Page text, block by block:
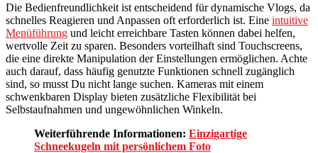
Die Bedienfreundlichkeit ist entscheidend für dynamische Vlogs, da
schnelles Reagieren und Anpassen oft erforderlich ist. Eine intuitive
Menüführung und leicht erreichbare Tasten können dabei helfen,
wertvolle Zeit zu sparen. Besonders vorteilhaft sind Touchscreens,
die eine direkte Manipulation der Einstellungen ermöglichen. Achte
auch darauf, dass häufig genutzte Funktionen schnell zugänglich
sind, so musst Du nicht lange suchen. Kameras mit einem
schwenkbaren Display bieten zusätzliche Flexibilität bei
Selbstaufnahmen und ungewöhnlichen Winkeln.
Weiterführende Informationen: Einzigartige
Schneekugeln mit persönlichem Foto